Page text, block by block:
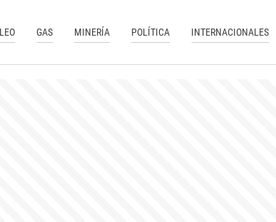
GAS MINERÍA POLÍTICA INTERNACIONALES